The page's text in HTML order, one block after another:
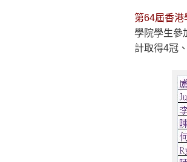
第64屆香港
學院學生參
計取得4冠